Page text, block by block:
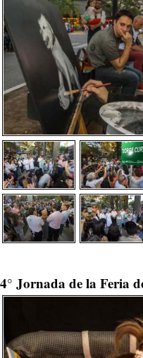
4° Jornada de la Feria